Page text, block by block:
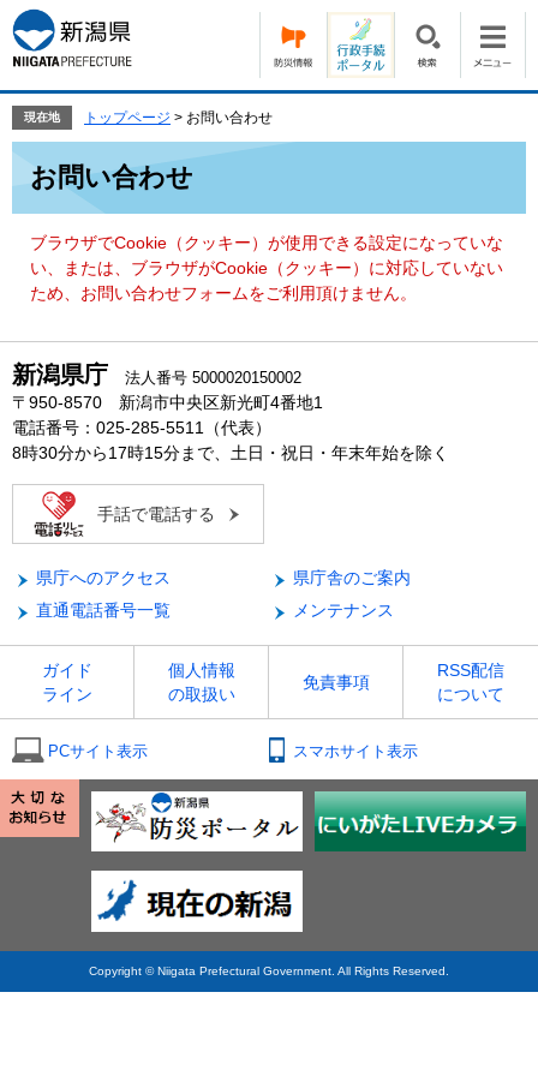
ー
ジ
の
頭
す。
ニ
ュ
ー
飛
て
現在地 トップページ > お問い合わせ
お問い合わせ
ブラウザでCookie（クッキー）が使用できる設定になっていな
い、または、ブラウザがCookie（クッキー）に対応していない
ため、お問い合わせフォームをご利用頂けません。
新潟県庁 法人番号 5000020150002
〒950-8570 新潟市中央区新光町4番地1
電話番号：025-285-5511（代表）
8時30分から17時15分まで、土日・祝日・年末年始を除く
手話で電話する
県庁へのアクセス
県庁舎のご案内
直通電話番号一覧
メンテナンス
ガイド
ライン
個人情報
の取扱い
免責事項
RSS配信
について
PCサイト表示 スマホサイト表示
Copyright © Niigata Prefectural Government. All Rights Reserved.